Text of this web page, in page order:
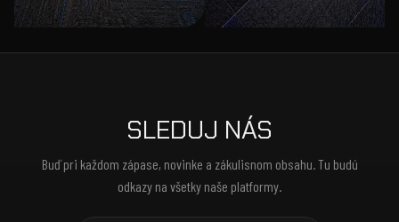
SLEDUJ NÁS
Buď pri každom zápase, novinke a zákulisnom obsahu. Tu budú
odkazy na všetky naše platformy.